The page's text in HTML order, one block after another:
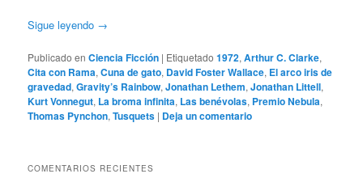
Sigue leyendo →
Publicado en Ciencia Ficción | Etiquetado 1972,Arthur C. Clarke,
Cita con Rama,Cuna de gato, David Foster Wallace, El arco iris de
gravedad,Gravity’s Rainbow,Jonathan Lethem,Jonathan Littell,
Kurt Vonnegut, La broma infinita, Las benévolas, Premio Nebula,
Thomas Pynchon,Tusquets | Deja un comentario
COMENTARIOS RECIENTES